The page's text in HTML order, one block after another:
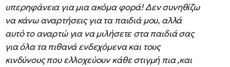
υπερηφάνεια για μια ακόμα φορά! Δεν συνηθίζω
να κάνω αναρτήσεις για τα παιδιά μου, αλλά
αυτό το αναρτώ για να μιλήσετε στα παιδιά σας
για όλα τα πιθανά ενδεχόμενα και τους
κινδύνους που ελλοχεύουν κάθε στιγμή πια ,και